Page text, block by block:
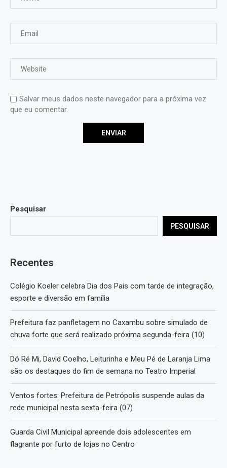
Salvar meus dados neste navegador para a próxima vez
que eu comentar.
Pesquisar
PESQUISAR
Recentes
Colégio Koeler celebra Dia dos Pais com tarde de integração,
esporte e diversão em família
Prefeitura faz panfletagem no Caxambu sobre simulado de
chuva forte que será realizado próxima segunda-feira (10)
Dó Ré Mi, David Coelho, Leiturinha e Meu Pé de Laranja Lima
são os destaques do fim de semana no Teatro Imperial
Ventos fortes: Prefeitura de Petrópolis suspende aulas da
rede municipal nesta sexta-feira (07)
Guarda Civil Municipal apreende dois adolescentes em
flagrante por furto de lojas no Centro